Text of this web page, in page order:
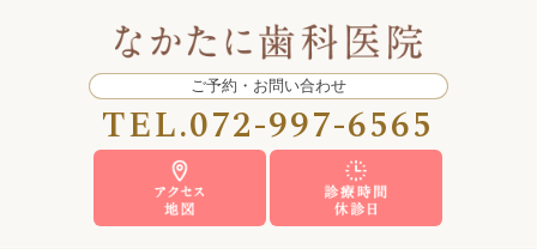
ご予約・お問い合わせ
TEL.072-997-6565